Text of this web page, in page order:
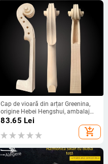
Cap de vioară din arțar Greenina,
origine Hebei Hengshui, ambalaj
carton
83.65 Lei
add_shopping_cart